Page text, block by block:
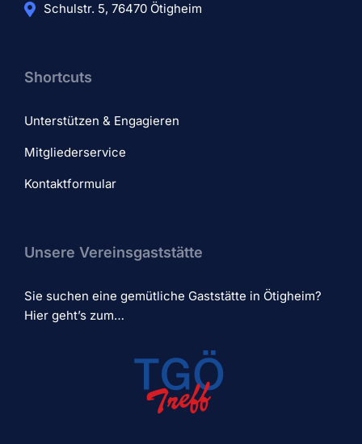
Schulstr. 5, 76470 Ötigheim
Shortcuts
Unterstützen & Engagieren
Mitgliederservice
Kontaktformular
Unsere Vereinsgaststätte
Sie suchen eine gemütliche Gaststätte in Ötigheim?
Hier geht’s zum…